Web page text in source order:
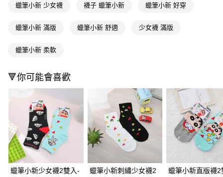
相關說明
AFTEE先享後付是「在收到商品之後才付款」的支付方式。 讓您購物簡單
２．便利：只要手機號碼，簡訊認證，即可結帳。
３．安心：先確認商品／服務後，再付款。
【「AFTEE先享後付」結帳流程】
１．於結帳方式選擇「AFTEE先享後付」後，將跳轉至「AFTEE先享後付」
結帳頁面，進行簡訊認證並確認金額後，即可完成結帳。
２．訂單成立數日內，您將收到繳費通知簡訊。
３．收到繳費通知簡訊後14天內，點擊此簡訊中的連結，可透過四大超商／
ATM／網路銀行／等多元方式進行付款，方視為交易完成。
※ 請注意：結帳手續完成當下不需立刻繳費，但若您需要取消訂單，請聯絡
購買商品的店家。未經商家同意取消之訂單仍視為有效，需透過AFTEE先享
後付繳納相關費用。
即享券
每筆NT$65，滿NT$390(含以上)免運費
付款後全家取貨
每筆NT$65，滿NT$390(含以上)免運費
萊爾富取貨付款
每筆NT$65，滿NT$490(含以上)免運費
蠟筆小新 少女襪 襪子 蠟筆小新 蠟筆小新 好穿
蠟筆小新 滿版 蠟筆小新 舒適 少女襪 滿版
蠟筆小新 柔軟
🔻你可能會喜歡
蠟筆小新少女襪2雙入-
蠟筆小新刺繡少女襪2
蠟筆小新直版襪2